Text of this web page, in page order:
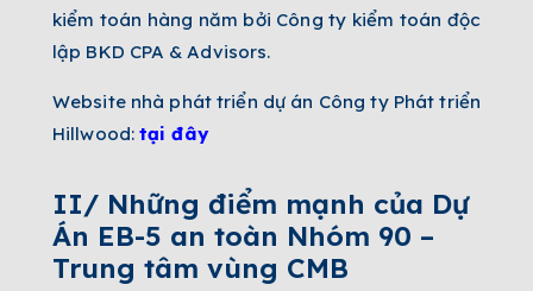
kiểm toán hàng năm bởi Công ty kiểm toán độc
lập BKD CPA & Advisors.
Website nhà phát triển dự án Công ty Phát triển
Hillwood: tại đây
II/ Những điểm mạnh của Dự
Án EB-5 an toàn Nhóm 90 –
Trung tâm vùng CMB